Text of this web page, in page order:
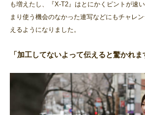
も増えたし、『X-T2』はとにかくピントが速
まり使う機会のなかった連写などにもチャレ
えるようになりました。
「加工してないよって伝えると驚かれま